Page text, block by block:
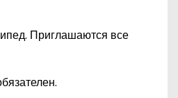
Приглашаются все